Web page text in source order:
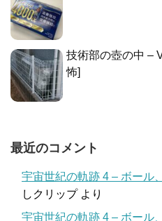
技術部の壺の中 –
怖]
最近のコメント
宇宙世紀の軌跡 4 – ボール
しクリップより
宇宙世紀の軌跡 4 – ボール